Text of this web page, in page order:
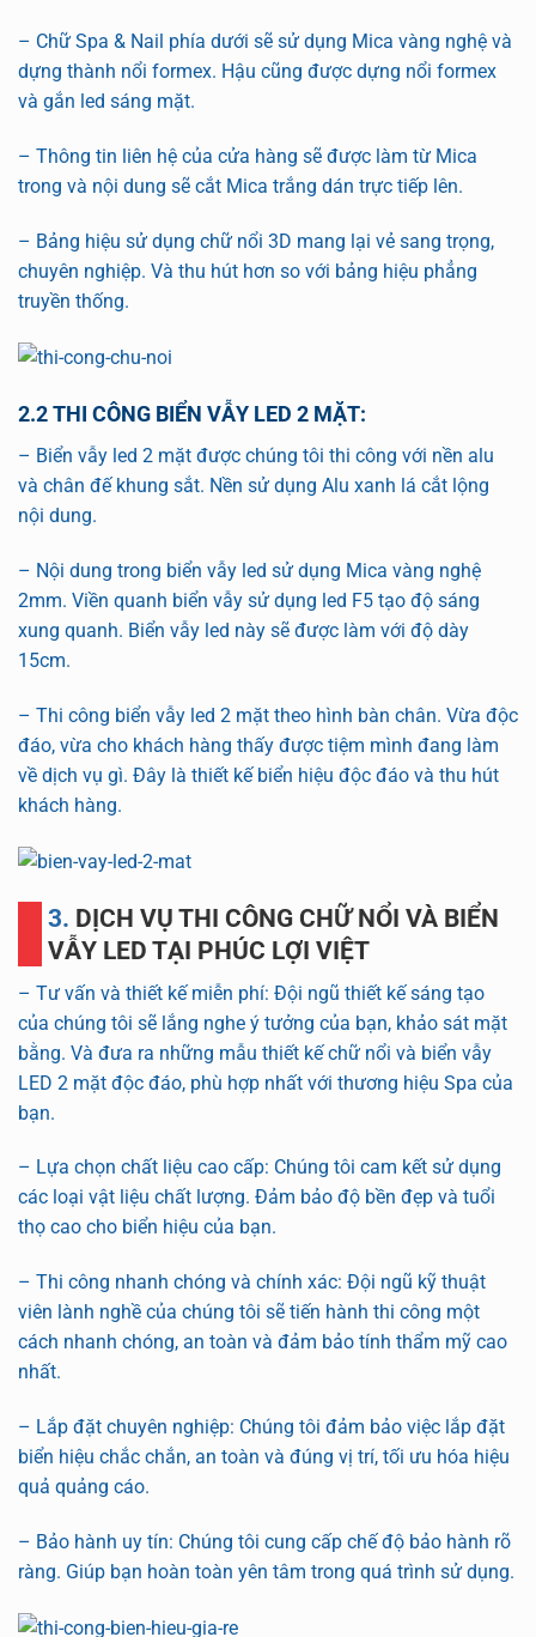
– Chữ Spa & Nail phía dưới sẽ sử dụng Mica vàng nghệ và
dựng thành nổi formex. Hậu cũng được dựng nổi formex
và gắn led sáng mặt.
– Thông tin liên hệ của cửa hàng sẽ được làm từ Mica
trong và nội dung sẽ cắt Mica trắng dán trực tiếp lên.
– Bảng hiệu sử dụng chữ nổi 3D mang lại vẻ sang trọng,
chuyên nghiệp. Và thu hút hơn so với bảng hiệu phẳng
truyền thống.
2.2 THI CÔNG BIỂN VẪY LED 2 MẶT:
– Biển vẫy led 2 mặt được chúng tôi thi công với nền alu
và chân đế khung sắt. Nền sử dụng Alu xanh lá cắt lộng
nội dung.
– Nội dung trong biển vẫy led sử dụng Mica vàng nghệ
2mm. Viền quanh biển vẫy sử dụng led F5 tạo độ sáng
xung quanh. Biển vẫy led này sẽ được làm với độ dày
15cm.
– Thi công biển vẫy led 2 mặt theo hình bàn chân. Vừa độc
đáo, vừa cho khách hàng thấy được tiệm mình đang làm
về dịch vụ gì. Đây là thiết kế biển hiệu độc đáo và thu hút
khách hàng.
3. DỊCH VỤ THI CÔNG CHỮ NỔI VÀ BIỂN
VẪY LED TẠI PHÚC LỢI VIỆT
– Tư vấn và thiết kế miễn phí: Đội ngũ thiết kế sáng tạo
của chúng tôi sẽ lắng nghe ý tưởng của bạn, khảo sát mặt
bằng. Và đưa ra những mẫu thiết kế chữ nổi và biển vẫy
LED 2 mặt độc đáo, phù hợp nhất với thương hiệu Spa của
bạn.
– Lựa chọn chất liệu cao cấp: Chúng tôi cam kết sử dụng
các loại vật liệu chất lượng. Đảm bảo độ bền đẹp và tuổi
thọ cao cho biển hiệu của bạn.
– Thi công nhanh chóng và chính xác: Đội ngũ kỹ thuật
viên lành nghề của chúng tôi sẽ tiến hành thi công một
cách nhanh chóng, an toàn và đảm bảo tính thẩm mỹ cao
nhất.
– Lắp đặt chuyên nghiệp: Chúng tôi đảm bảo việc lắp đặt
biển hiệu chắc chắn, an toàn và đúng vị trí, tối ưu hóa hiệu
quả quảng cáo.
– Bảo hành uy tín: Chúng tôi cung cấp chế độ bảo hành rõ
ràng. Giúp bạn hoàn toàn yên tâm trong quá trình sử dụng.